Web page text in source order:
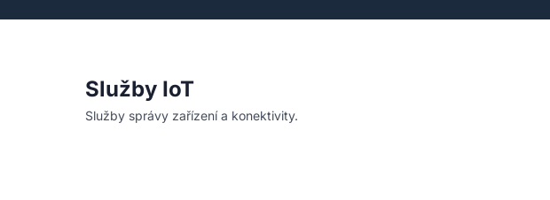
Služby IoT
Služby správy zařízení a konektivity.